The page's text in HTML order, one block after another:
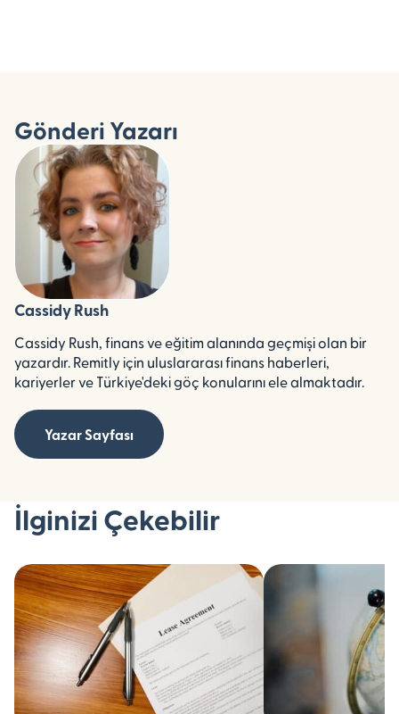
Gönderi Yazarı
Cassidy Rush
Cassidy Rush, finans ve eğitim alanında geçmişi olan bir
yazardır. Remitly için uluslararası finans haberleri,
kariyerler ve Türkiye'deki göç konularını ele almaktadır.
Yazar Sayfası
İlginizi Çekebilir